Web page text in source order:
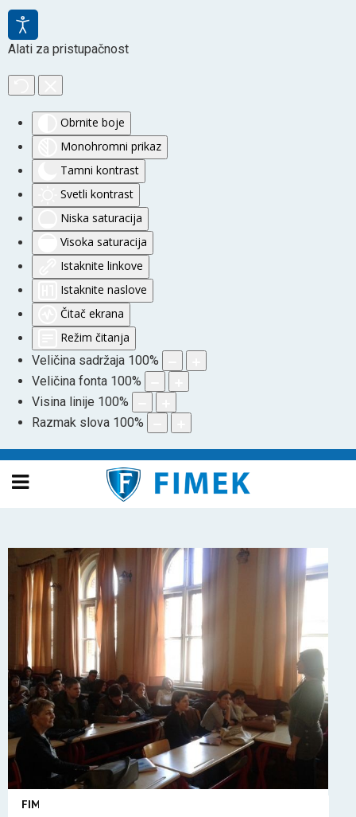
Alati za pristupačnost
Obrnite boje
Monohromni prikaz
Tamni kontrast
Svetli kontrast
Niska saturacija
Visoka saturacija
Istaknite linkove
Istaknite naslove
Čitač ekrana
Režim čitanja
Veličina sadržaja 100%
Veličina fonta 100%
Visina linije 100%
Razmak slova 100%
FIMEK